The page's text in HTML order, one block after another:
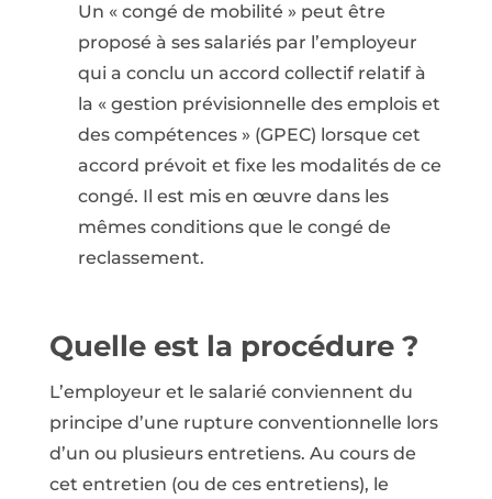
Un « congé de mobilité » peut être
proposé à ses salariés par l’employeur
qui a conclu un accord collectif relatif à
la « gestion prévisionnelle des emplois et
des compétences » (GPEC) lorsque cet
accord prévoit et fixe les modalités de ce
congé. Il est mis en œuvre dans les
mêmes conditions que le congé de
reclassement.
Quelle est la procédure ?
L’employeur et le salarié conviennent du
principe d’une rupture conventionnelle lors
d’un ou plusieurs entretiens. Au cours de
cet entretien (ou de ces entretiens), le